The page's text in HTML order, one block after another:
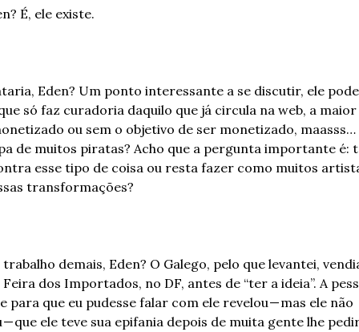
É, ele existe.
Eden? Um ponto interessante a se discutir, ele
só faz curadoria daquilo que já circula na web, a
ou sem o objetivo de ser monetizado, maasss…
de muitos piratas? Acho que a pergunta importante é:
esse tipo de coisa ou resta fazer como muitos
transformações?
demais, Eden? O Galego, pelo que levantei,
dos Importados, no DF, antes de “ter a ideia”. A
para que eu pudesse falar com ele revelou — mas ele não
que ele teve sua epifania depois de muita gente lhe